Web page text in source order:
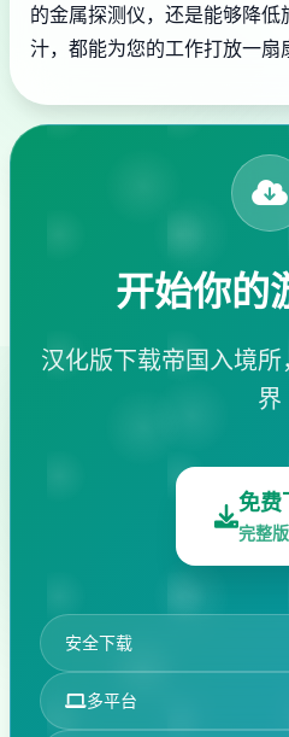
的金属探测仪，还是能够降
汁，都能为您的工作打放一扇
开始你的
汉化版下载帝国入境
界
免费
完整
安全下载
多平台